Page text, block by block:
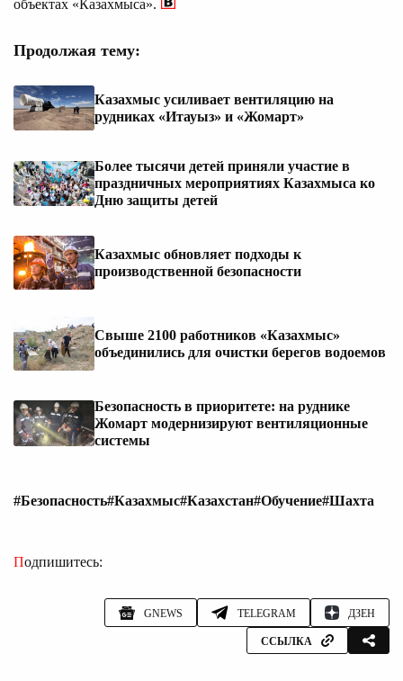
объектах «Казахмыса».
Продолжая тему:
Казахмыс усиливает вентиляцию на
рудниках «Итауыз» и «Жомарт»
Более тысячи детей приняли участие в
праздничных мероприятиях Казахмыса ко
Дню защиты детей
Казахмыс обновляет подходы к
производственной безопасности
Свыше 2100 работников «Казахмыс»
объединились для очистки берегов водоемов
Безопасность в приоритете: на руднике
Жомарт модернизируют вентиляционные
системы
#Безопасность#Казахмыс#Казахстан#Обучение#Шахта
Подпишитесь:
GNEWS TELEGRAM ДЗЕН
ССЫЛКА